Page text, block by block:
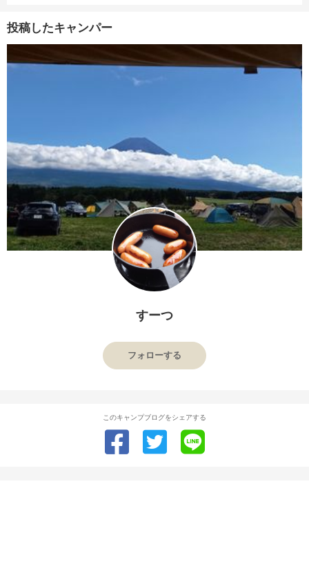
投稿したキャンパー
すーつ
フォローする
このキャンプブログをシェアする